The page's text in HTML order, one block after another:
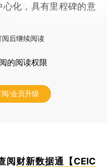
化，具有里程碑的意
阅后继续阅读
的阅读权限
阅/会员升级
阅 财新数据通【CEIC